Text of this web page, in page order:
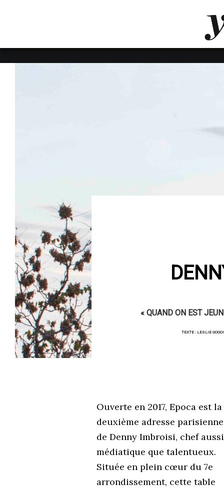
« QUAND ON EST
TEXTE : LESLIE
Ouverte en 2017, Epoca est la
deuxième adresse parisienne
de Denny Imbroisi, chef aussi
médiatique que talentueux.
Située en plein cœur du 7e
arrondissement, cette table